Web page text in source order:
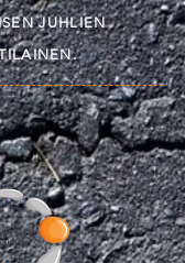
JUHLIEN